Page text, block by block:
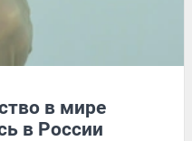
в мире
в России